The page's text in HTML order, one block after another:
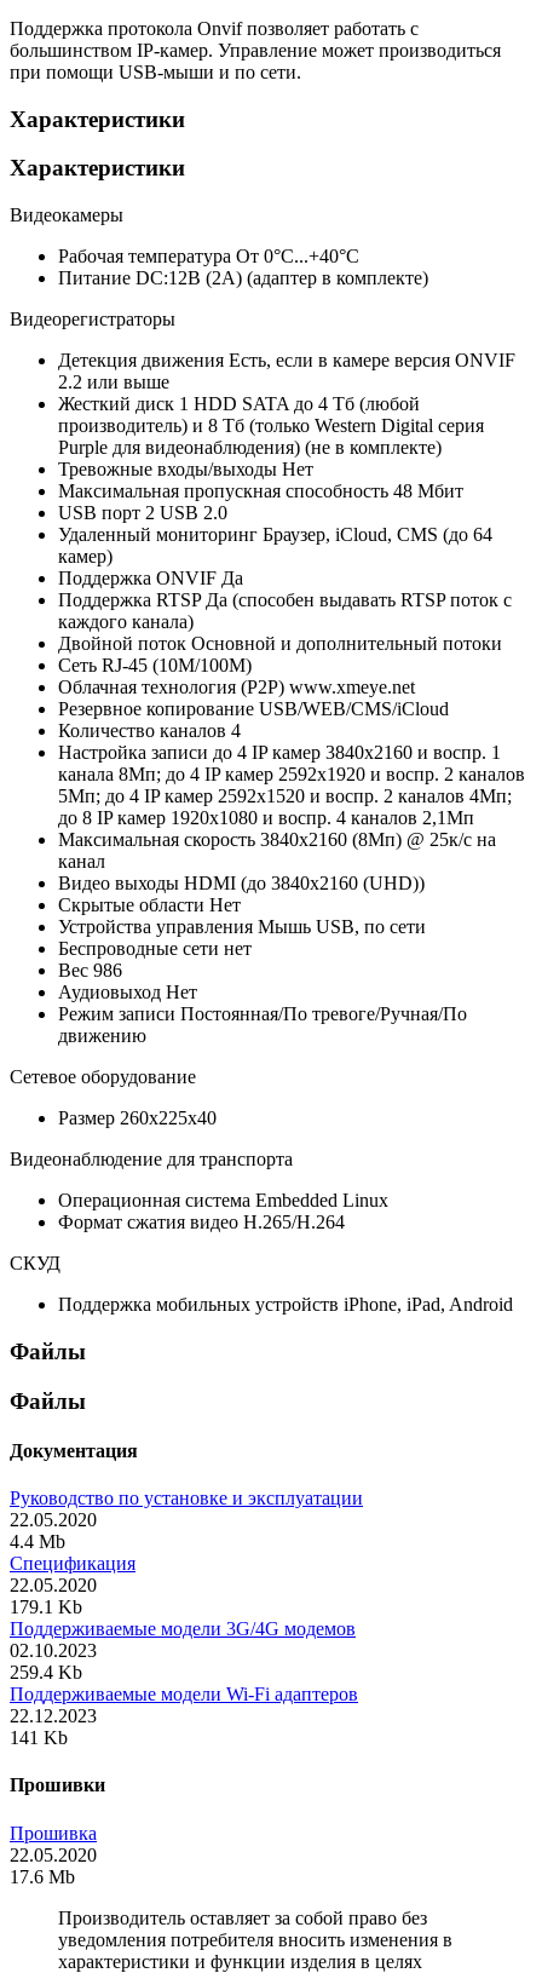
Поддержка протокола Onvif позволяет работать с
большинством IP-камер. Управление может производиться
при помощи USB-мыши и по сети.
Характеристики
Характеристики
Видеокамеры
Рабочая температура От 0°С...+40°С
Питание DC:12В (2А) (адаптер в комплекте)
Видеорегистраторы
Детекция движения Есть, если в камере версия ONVIF
2.2 или выше
Жесткий диск 1 HDD SATA до 4 Тб (любой
производитель) и 8 Тб (только Western Digital серия
Purple для видеонаблюдения) (не в комплекте)
Тревожные входы/выходы Нет
Максимальная пропускная способность 48 Мбит
USB порт 2 USB 2.0
Удаленный мониторинг Браузер, iCloud, CMS (до 64
камер)
Поддержка ONVIF Да
Поддержка RTSP Да (способен выдавать RTSP поток с
каждого канала)
Двойной поток Основной и дополнительный потоки
Сеть RJ-45 (10M/100М)
Облачная технология (P2P) www.xmeye.net
Резервное копирование USB/WEB/CMS/iCloud
Количество каналов 4
Настройка записи до 4 IP камер 3840х2160 и воспр. 1
канала 8Мп; до 4 IP камер 2592х1920 и воспр. 2 каналов
5Мп; до 4 IP камер 2592х1520 и воспр. 2 каналов 4Мп;
до 8 IP камер 1920х1080 и воспр. 4 каналов 2,1Мп
Максимальная скорость 3840х2160 (8Мп) @ 25к/с на
канал
Видео выходы HDMI (до 3840х2160 (UHD))
Скрытые области Нет
Устройства управления Мышь USB, по сети
Беспроводные сети нет
Вес 986
Аудиовыход Нет
Режим записи Постоянная/По тревоге/Ручная/По
движению
Сетевое оборудование
Размер 260х225х40
Видеонаблюдение для транспорта
Операционная система Embedded Linux
Формат сжатия видео H.265/H.264
СКУД
Поддержка мобильных устройств iPhone, iPad, Android
Файлы
Файлы
Документация
Руководство по установке и эксплуатации
22.05.2020
4.4 Mb
Спецификация
22.05.2020
179.1 Kb
Поддерживаемые модели 3G/4G модемов
02.10.2023
259.4 Kb
Поддерживаемые модели Wi-Fi адаптеров
22.12.2023
141 Kb
Прошивки
Прошивка
22.05.2020
17.6 Mb
Производитель оставляет за собой право без
уведомления потребителя вносить изменения в
характеристики и функции изделия в целях